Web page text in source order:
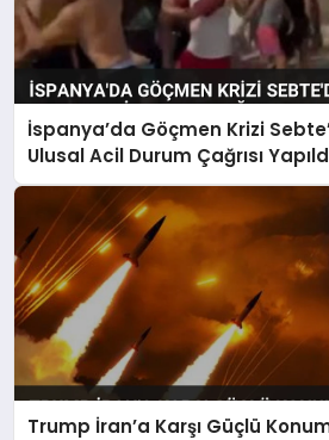
İspanya’da Göçmen Krizi
Ulusal Acil Durum Çağrısı
Trump İran’a Karşı Güçlü